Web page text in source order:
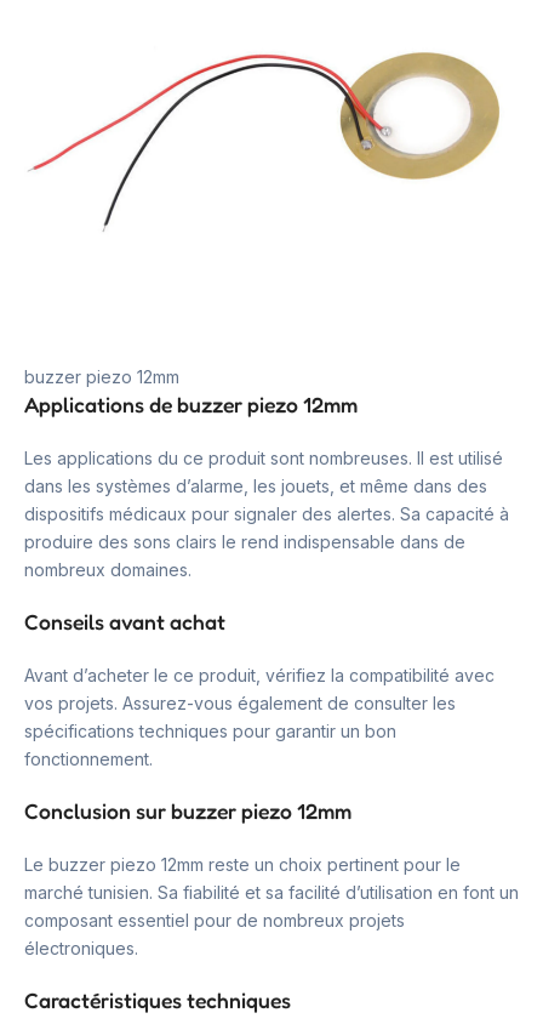
buzzer piezo 12mm
Applications de buzzer piezo 12mm
Les applications du ce produit sont nombreuses. Il est utilisé
dans les systèmes d’alarme, les jouets, et même dans des
dispositifs médicaux pour signaler des alertes. Sa capacité à
produire des sons clairs le rend indispensable dans de
nombreux domaines.
Conseils avant achat
Avant d’acheter le ce produit, vérifiez la compatibilité avec
vos projets. Assurez-vous également de consulter les
spécifications techniques pour garantir un bon
fonctionnement.
Conclusion sur buzzer piezo 12mm
Le buzzer piezo 12mm reste un choix pertinent pour le
marché tunisien. Sa fiabilité et sa facilité d’utilisation en font un
composant essentiel pour de nombreux projets
électroniques.
Caractéristiques techniques